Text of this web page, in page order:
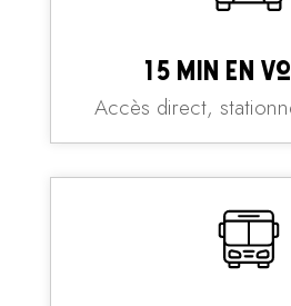
15 min en
Accès direct,